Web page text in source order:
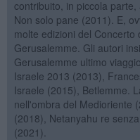
contribuito, in piccola
Non solo pane (2011). E,
molte edizioni del Concerto
Gerusalemme. Gli autori
Gerusalemme ultimo
Israele 2013 (2013),
Israele (2015), Betlemme.
nell'ombra del Medioriente
(2018), Netanyahu re
(2021).